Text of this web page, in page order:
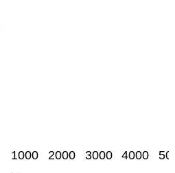
1000 2000 3000 4000